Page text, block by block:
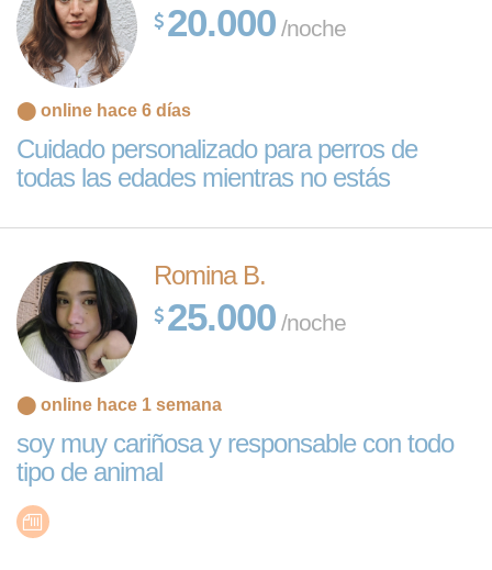
20.000 /noche
⬤ online hace 6 días
Cuidado personalizado para perros de
todas las edades mientras no estás
Romina B.
25.000 /noche
⬤ online hace 1 semana
soy muy cariñosa y responsable con todo
tipo de animal